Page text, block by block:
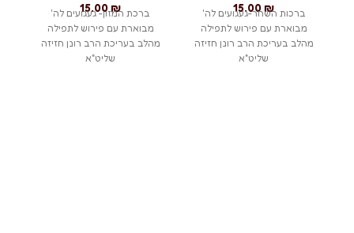
15.00 ₪
ברכות השחר-געגועים לה'
מבוארת עם פירוש לתפילה
מהלב בעריכת הרב רונן חזיזה
שליט"א
15.00 ₪
ברכת המזון- געגועים לה'
מבוארת עם פירוש לתפילה
מהלב בעריכת הרב רונן חזיזה
שליט"א